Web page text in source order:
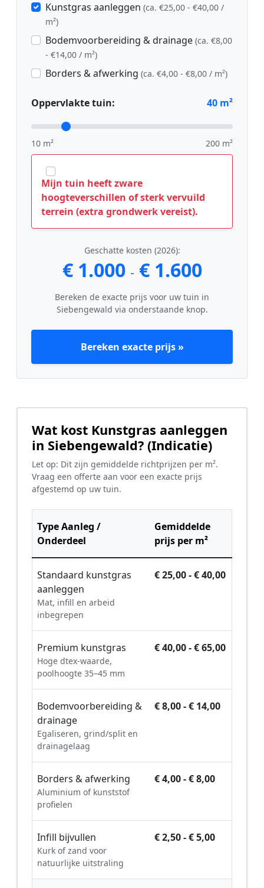
Kunstgras aanleggen (ca. €25,00 - €40,00 /
m²)
Bodemvoorbereiding & drainage (ca. €8,00
- €14,00 / m²)
Borders & afwerking (ca. €4,00 - €8,00 / m²)
Oppervlakte tuin: 40 m²
10 m² 200 m²
Mijn tuin heeft zware
hoogteverschillen of sterk vervuild
terrein (extra grondwerk vereist).
Geschatte kosten (2026):
€ 1.000 - € 1.600
Bereken de exacte prijs voor uw tuin in
Siebengewald via onderstaande knop.
Bereken exacte prijs »
Wat kost Kunstgras aanleggen
in Siebengewald? (Indicatie)
Let op: Dit zijn gemiddelde richtprijzen per m².
Vraag een offerte aan voor een exacte prijs
afgestemd op uw tuin.
Type Aanleg /
Onderdeel
Gemiddelde
prijs per m²
Standaard kunstgras
aanleggen
Mat, infill en arbeid
inbegrepen
€ 25,00 - € 40,00
Premium kunstgras
Hoge dtex-waarde,
poolhoogte 35–45 mm
€ 40,00 - € 65,00
Bodemvoorbereiding &
drainage
Egaliseren, grind/split en
drainagelaag
€ 8,00 - € 14,00
Borders & afwerking
Aluminium of kunststof
profielen
€ 4,00 - € 8,00
Infill bijvullen
Kurk of zand voor
natuurlijke uitstraling
€ 2,50 - € 5,00